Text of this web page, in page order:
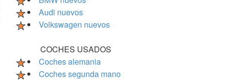
Audi nuevos
Volkswagen nuevos
COCHES USADOS
Coches alemania
Coches segunda mano